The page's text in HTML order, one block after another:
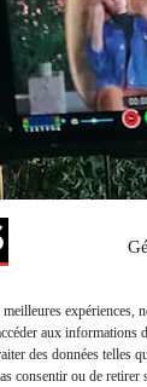
expériences,
aux informations
des données telles
consentir ou de